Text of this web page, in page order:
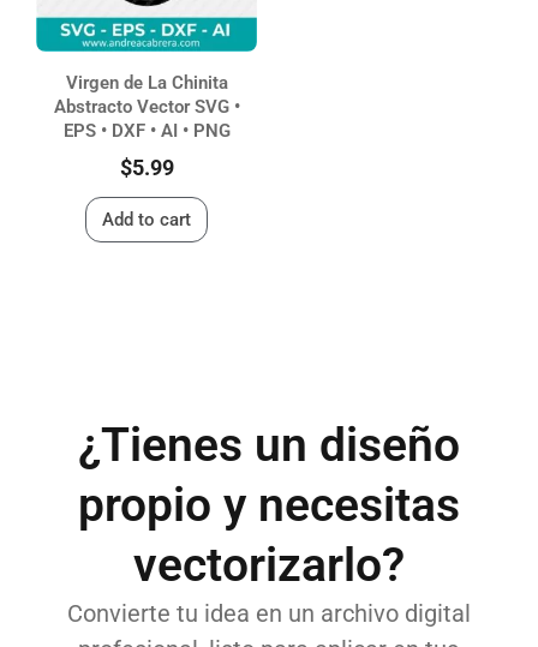
Virgen de La Chinita
Abstracto Vector SVG •
EPS • DXF • AI • PNG
$5.99
Add to cart
¿Tienes un diseño
propio y necesitas
vectorizarlo?
Convierte tu idea en un archivo digital